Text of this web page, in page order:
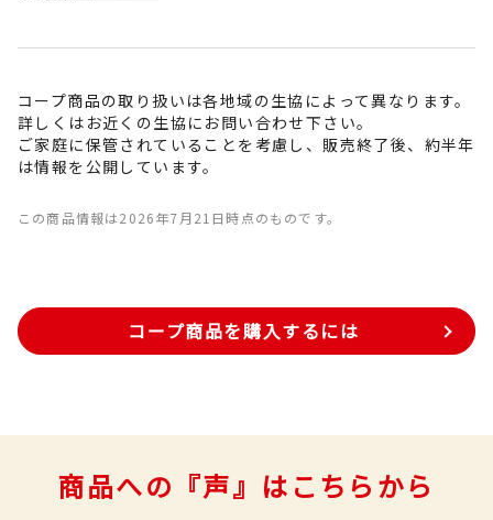
コープ商品の取り扱いは各地域の生協によって異なります。
詳しくはお近くの生協にお問い合わせ下さい。
ご家庭に保管されていることを考慮し、販売終了後、約半年
は情報を公開しています。
この商品情報は2026年7月21日時点のものです。
コープ商品を購入するには
商品への『声』はこちらから